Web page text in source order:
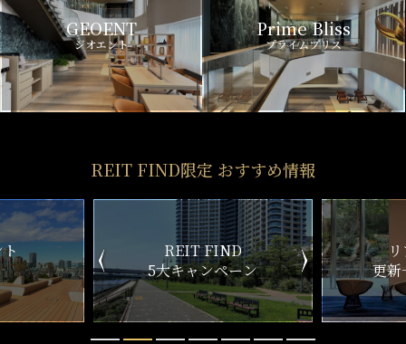
GEOENT
ジオエント
Prime Bliss
プライムブリス
REIT FIND限定 おすすめ情報
ン
リアルタイム
更新一覧チェック
新